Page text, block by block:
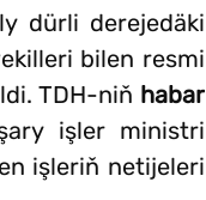
dürli derejedäki
bilen resmi
TDH-niň habar
işler ministri
işleriň netijeleri